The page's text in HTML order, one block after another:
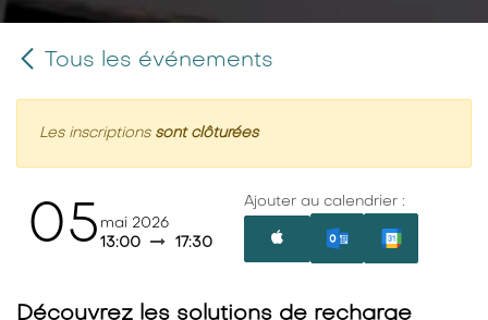
Tous les événements
Les inscriptions sont clôturées
05 mai 2026
13:00
17:30
Ajouter au calendrier :
Découvrez les solutions de recharge